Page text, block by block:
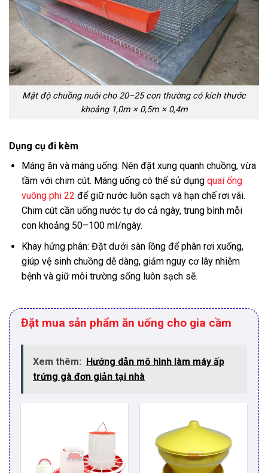
Mật độ chuồng nuôi cho 20–25 con thường có kích thước
khoảng 1,0m × 0,5m × 0,4m
Dụng cụ đi kèm
Máng ăn và máng uống: Nên đặt xung quanh chuồng, vừa
tầm với chim cút. Máng uống có thể sử dụng quai ống
vuông phi 22 để giữ nước luôn sạch và hạn chế rơi vãi.
Chim cút cần uống nước tự do cả ngày, trung bình mỗi
con khoảng 50–100 ml/ngày.
Khay hứng phân: Đặt dưới sàn lồng để phân rơi xuống,
giúp vệ sinh chuồng dễ dàng, giảm nguy cơ lây nhiễm
bệnh và giữ môi trường sống luôn sạch sẽ.
Đặt mua sản phẩm ăn uống cho gia cầm
Xem thêm: Hướng dẫn mô hình làm máy ấp
trứng gà đơn giản tại nhà